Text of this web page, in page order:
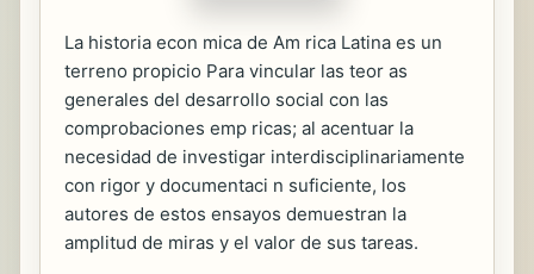
La historia econ mica de Am rica Latina es un
terreno propicio Para vincular las teor as
generales del desarrollo social con las
comprobaciones emp ricas; al acentuar la
necesidad de investigar interdisciplinariamente
con rigor y documentaci n suficiente, los
autores de estos ensayos demuestran la
amplitud de miras y el valor de sus tareas.